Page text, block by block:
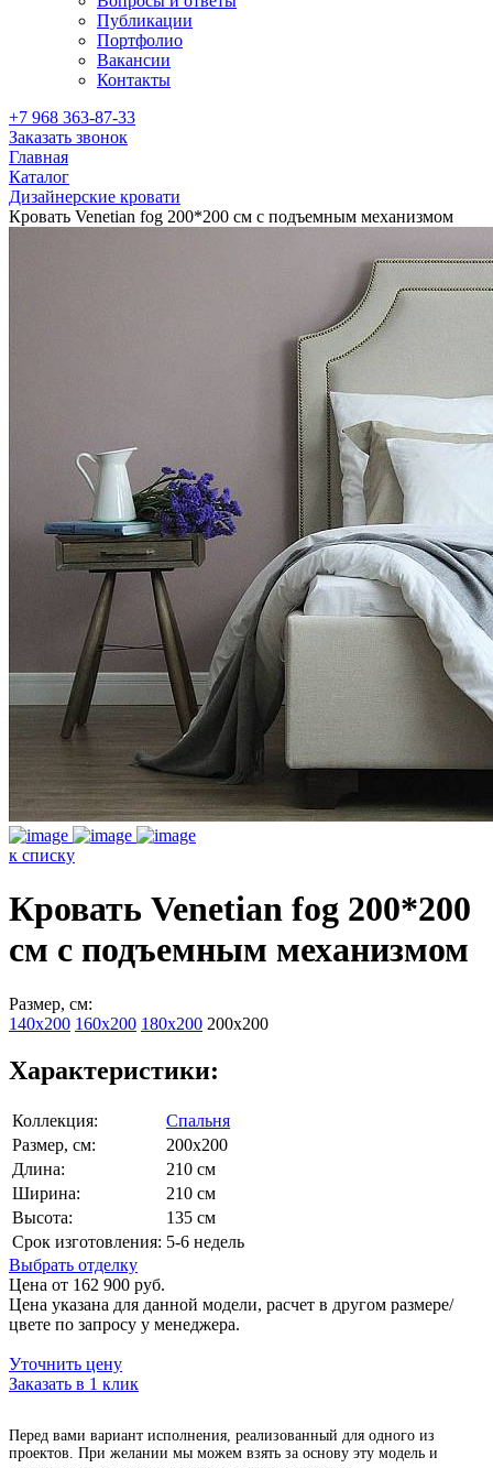
Публикации
Портфолио
Вакансии
Контакты
+7 968 363-87-33
Заказать звонок
Главная
Каталог
Дизайнерские кровати
Кровать Venetian fog 200*200 см с подъемным механизмом
к списку
Кровать Venetian fog 200*200
см с подъемным механизмом
Размер, см:
140х200 160х200 180х200 200х200
Характеристики:
Коллекция:
Спальня
Размер, см:
200х200
Длина:
210 см
Ширина:
210 см
Высота:
135 см
Срок изготовления: 5-6 недель
Выбрать отделку
Цена от 162 900 руб.
Цена указана для данной модели, расчет в другом размере/
цвете по запросу у менеджера.
Уточнить цену
Заказать в 1 клик
Перед вами вариант исполнения, реализованный для одного из
проектов. При желании мы можем взять за основу эту модель и